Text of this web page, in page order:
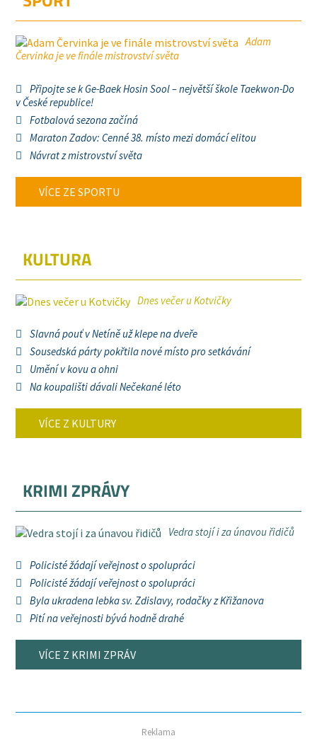
Adam
Červinka je ve finále mistrovství světa
Připojte se k Ge-Baek Hosin Sool – největší škole Taekwon-Do
v České republice!
Fotbalová sezona začíná
Maraton Zadov: Cenné 38. místo mezi domácí elitou
Návrat z mistrovství světa
VÍCE ZE SPORTU
KULTURA
Dnes večer u Kotvičky
Slavná pouť v Netíně už klepe na dveře
Sousedská párty pokřtila nové místo pro setkávání
Umění v kovu a ohni
Na koupališti dávali Nečekané léto
VÍCE Z KULTURY
KRIMI ZPRÁVY
Vedra stojí i za únavou řidičů
Policisté žádají veřejnost o spolupráci
Policisté žádají veřejnost o spolupráci
Byla ukradena lebka sv. Zdislavy, rodačky z Křižanova
Pití na veřejnosti bývá hodně drahé
VÍCE Z KRIMI ZPRÁV
Reklama